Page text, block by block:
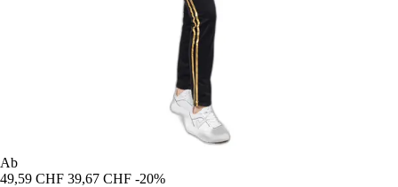
Ab
49,59 CHF 39,67 CHF -20%